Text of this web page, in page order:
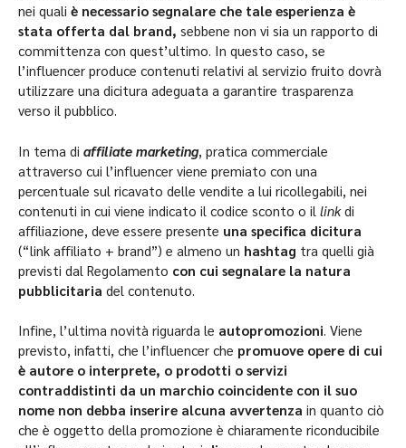
nei quali è necessario segnalare che tale esperienza è
stata offerta dal brand, sebbene non vi sia un rapporto di
committenza con quest’ultimo. In questo caso, se
l’influencer produce contenuti relativi al servizio fruito dovrà
utilizzare una dicitura adeguata a garantire trasparenza
verso il pubblico.
In tema di affiliate marketing, pratica commerciale
attraverso cui l’influencer viene premiato con una
percentuale sul ricavato delle vendite a lui ricollegabili, nei
contenuti in cui viene indicato il codice sconto o il linkdi
affiliazione, deve essere presente una specifica dicitura
(“link affiliato + brand”) e almeno un hashtag tra quelli già
previsti dal Regolamento con cui segnalare la natura
pubblicitaria del contenuto.
Infine, l’ultima novità riguarda le autopromozioni. Viene
previsto, infatti, che l’influencer che promuove opere di cui
è autore o interprete, o prodotti o servizi
contraddistinti da un marchio coincidente con il suo
nome non debba inserire alcuna avvertenza in quanto ciò
che è oggetto della promozione è chiaramente riconducibile